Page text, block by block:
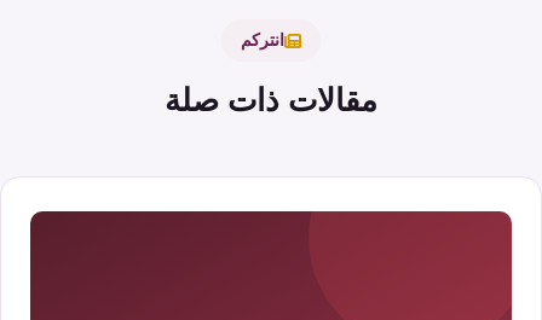
انتركم
مقالات ذات صلة